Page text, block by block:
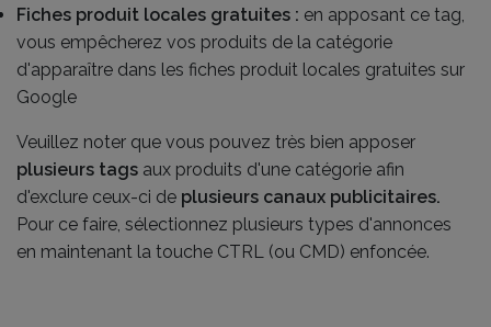
Fiches produit locales gratuites : en apposant ce tag,
vous empêcherez vos produits de la catégorie
d'apparaître dans les fiches produit locales gratuites sur
Google
Veuillez noter que vous pouvez très bien apposer
plusieurs tags aux produits d'une catégorie afin
d'exclure ceux-ci de plusieurs canaux publicitaires.
Pour ce faire, sélectionnez plusieurs types d'annonces
en maintenant la touche CTRL (ou CMD) enfoncée.